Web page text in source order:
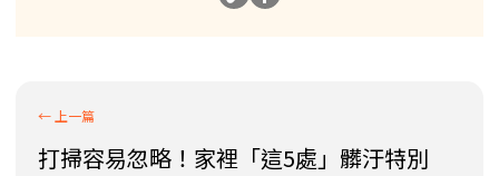
打掃容易忽略！家裡「這5處」髒汙特別